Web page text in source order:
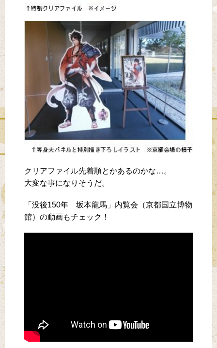
クリアファイル先着順とかあるのかな…。
大変な事になりそうだ。
「没後150年 坂本龍馬」内覧会（京都国立博物
館）の動画もチェック！